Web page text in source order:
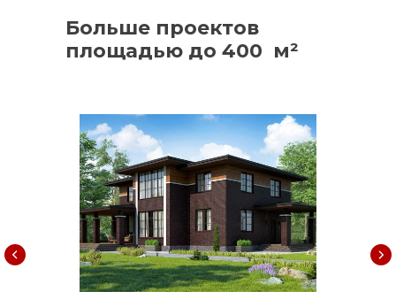
Больше проектов
площадью до 400 м²